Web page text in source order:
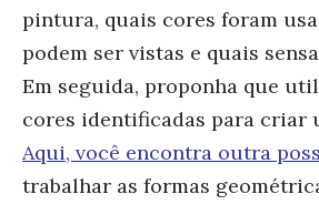
pintura, quais cores foram
podem ser vistas e quais
Em seguida, proponha que
cores identificadas para criar
Aqui, você encontra outra
trabalhar as formas